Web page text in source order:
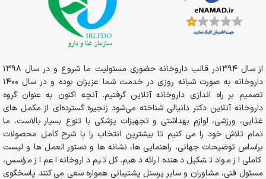
از سال 1394در قالب داروخانه حضوری مسئولیت ما شروع و در سال 1398
داروخانه به صورت شبانه روزی در خدمت شما عزیزان بوده و در سال 1400
تصمیم بر راه اندازی داروخانه آنلاین گرفتیم. آنچه اکنون به عنوان گروه
داروخانه آنلاین دکتر دانیالی شناخته می‌شود زنجیره گسترده‌ای از مکمل های
غذایی، ورزشی، لوازم بهداشتی و تجهیزات پزشکی با تنوع بسیار بالاست. ما
تمام تلاش خود را می کنیم تا بیشترین انتخاب را با شرح کامل محصولات
براساس توضیحات جهانی، راهنمایی ها، نشانه ها و دستور العمل ها و لیست
کاملی از مواد تشکیل دهنده ارائه دهیم. کل تیم داروخانه اعم از مؤسس،
مسئول فنی، مشاوران و سایر پرسنل پشتیبانی همواره سعی می کنند پاسخگوی